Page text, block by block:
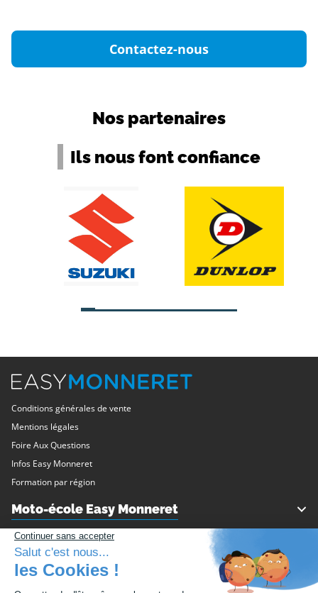
Contactez-nous
Nos partenaires
Ils nous font confiance
Conditions générales de vente
Mentions légales
Foire Aux Questions
Infos Easy Monneret
Formation par région
Moto-école Easy Monneret
Philippe Monneret
Nos agences / Nos circuits
Nos partenaires
Les formations
Permis Moto
Service client